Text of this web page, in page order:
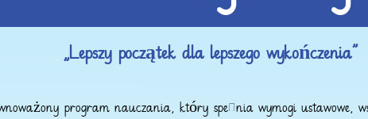
„Lepszy początek dla lepszego wykończenia”
program nauczania, który spełnia wymogi ustawowe,